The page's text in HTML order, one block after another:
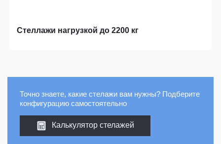
Стеллажи нагрузкой до 2200 кг
Точно знаете, какие стелажи вам нужны? Подберите
конфигурацию самостоятельно
Калькулятор стелажей